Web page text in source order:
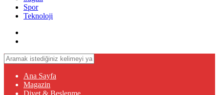
Spor
Teknoloji
Ana Sayfa
Magazin
Diyet & Beslenme